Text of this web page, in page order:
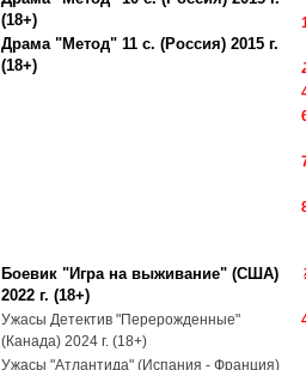
(18+)
Драма "Метод" 11 с. (Россия) 2015 г.
(18+)
Боевик "Игра на выживание" (США)
2022 г. (18+)
Ужасы Детектив "Перерожденные"
(Канада) 2024 г. (18+)
Ужасы "Атлантида" (Испания - Франция)